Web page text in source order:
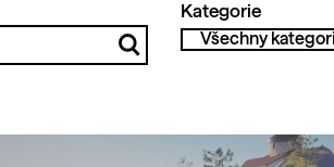
Kategorie